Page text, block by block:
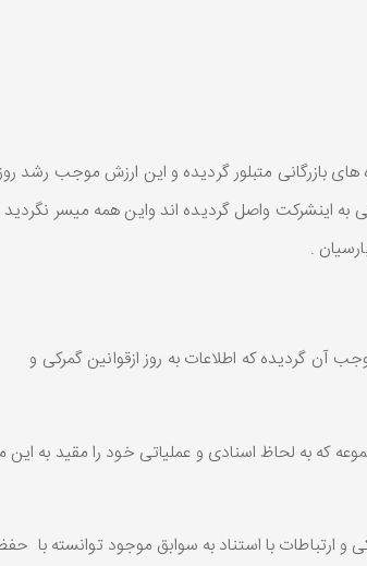
بازرگانی متبلور گردیده و این ارزش موجب رشد
به اینشرکت واصل گردیده اند واین همه میسر
.
آن گردیده که اطلاعات به روز ازقوانین گمرکی و
که به لحاظ اسنادی و عملیاتی خود را مقید به این
و ارتباطات با استناد به سوابق موجود توانسته با